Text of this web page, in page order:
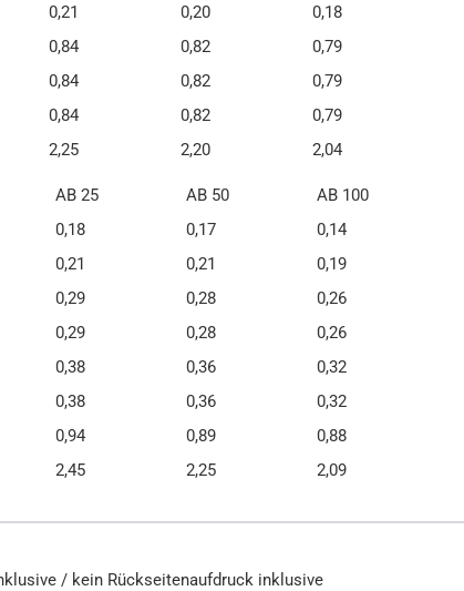
0,21 0,20 0,18
0,84 0,82 0,79
0,84 0,82 0,79
0,84 0,82 0,79
2,25 2,20 2,04
AB 25 AB 50 AB 100
0,18 0,17 0,14
0,21 0,21 0,19
0,29 0,28 0,26
0,29 0,28 0,26
0,38 0,36 0,32
0,38 0,36 0,32
0,94 0,89 0,88
2,45 2,25 2,09
/ kein Rückseitenaufdruck inklusive